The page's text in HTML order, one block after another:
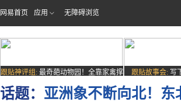
网易首页 应用 无障碍浏览
跟贴神评组: 最奇葩动物园！全靠家禽撑
场子
跟贴故事会: 写
话题： 亚洲象不断向北！